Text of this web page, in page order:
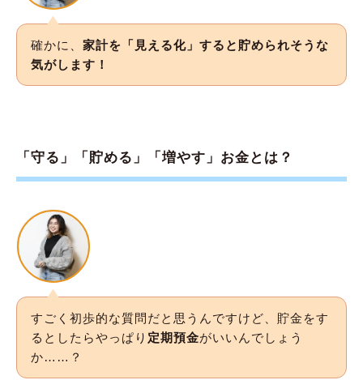
確かに、 家計を「見える化」すると貯められそうな
気がします！
「守る」「貯める」「増やす」お金とは？
すごく初歩的な質問だと思うんですけど、貯金をす
るとしたらやっぱり 定期預金がいいんでしょう
か……？